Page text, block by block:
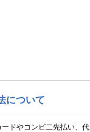
について
ドやコンビ二先払い、代